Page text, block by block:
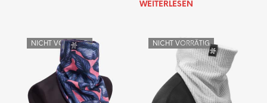
WEITERLESEN
NICHT VORRÄTIG NICHT VORRÄTIG